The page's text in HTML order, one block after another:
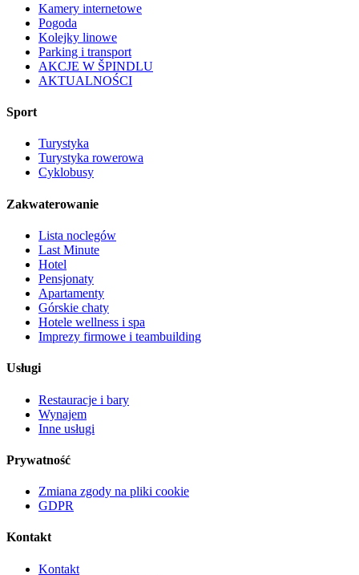
Kamery internetowe
Pogoda
Kolejky linowe
Parking i transport
AKCJE W ŠPINDLU
AKTUALNOŚCI
Sport
Turystyka
Turystyka rowerowa
Cyklobusy
Zakwaterowanie
Lista noclegów
Last Minute
Hotel
Pensjonaty
Apartamenty
Górskie chaty
Hotele wellness i spa
Imprezy firmowe i teambuilding
Usługi
Restauracje i bary
Wynajem
Inne usługi
Prywatność
Zmiana zgody na pliki cookie
GDPR
Kontakt
Kontakt